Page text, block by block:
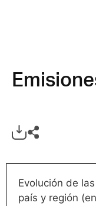
Evolución de
país y región